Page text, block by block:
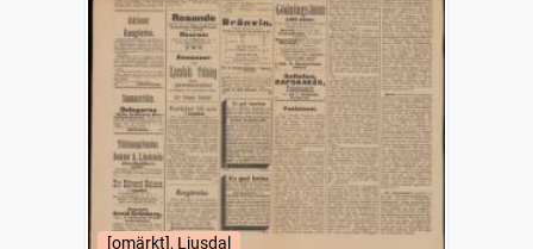
[omärkt], Ljusdal